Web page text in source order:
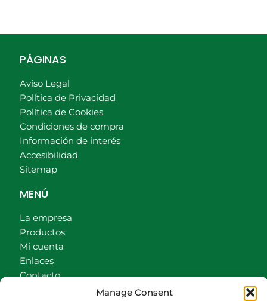
Manage Consent
PÁGINAS
Aviso Legal
Política de Privacidad
Política de Cookies
Condiciones de compra
Información de interés
Accesibilidad
Sitemap
MENÚ
La empresa
Productos
Mi cuenta
Enlaces
Contacto